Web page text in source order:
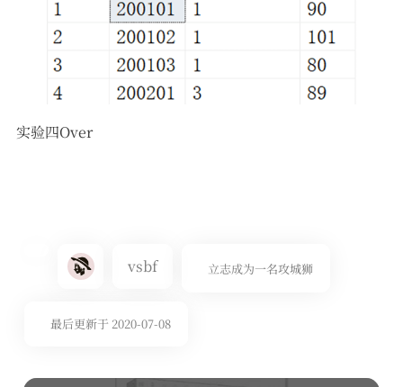
实验四Over
vsbf 立志成为一名攻城狮
最后更新于 2020-07-08